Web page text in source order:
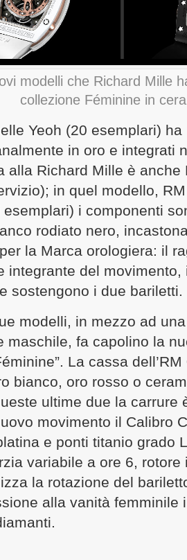
modelli che Richard Mille
collezione Féminine in
Yeoh (20 esemplari)
in oro e integrati
alla Richard Mille è anche
in quel modello,
i componenti
rodiato nero,
la Marca orologiera: il
integrante del
sostengono i due bariletti.
modelli, in mezzo ad
maschile, fa capolino la
La cassa
bianco, oro rosso o
ultime due la carrure
movimento il Calibro
e ponti titanio grado
variabile a ore 6, rotore
la rotazione del
alla vanità femminile